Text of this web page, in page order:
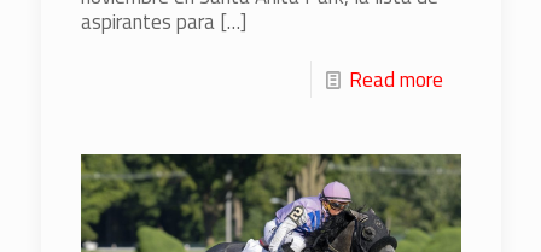
aspirantes para[…]
Read more